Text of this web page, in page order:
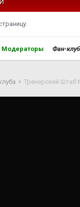
Модераторы Фан-клуб
Тренерский Штаб